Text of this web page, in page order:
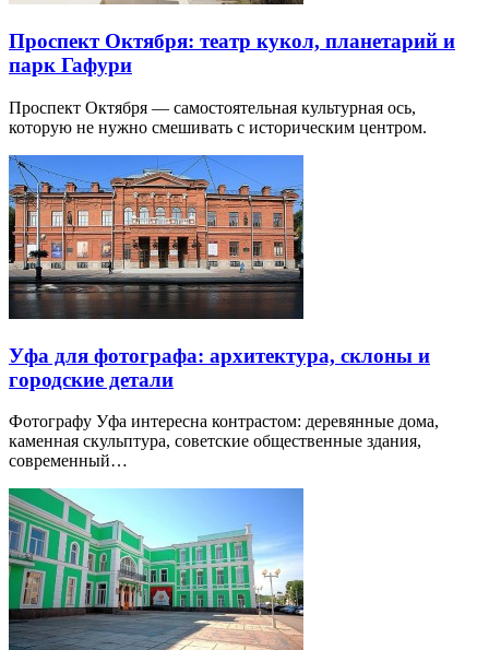
Проспект Октября: театр кукол, планетарий и
парк Гафури
Проспект Октября — самостоятельная культурная ось,
которую не нужно смешивать с историческим центром.
Уфа для фотографа: архитектура, склоны и
городские детали
Фотографу Уфа интересна контрастом: деревянные дома,
каменная скульптура, советские общественные здания,
современный…